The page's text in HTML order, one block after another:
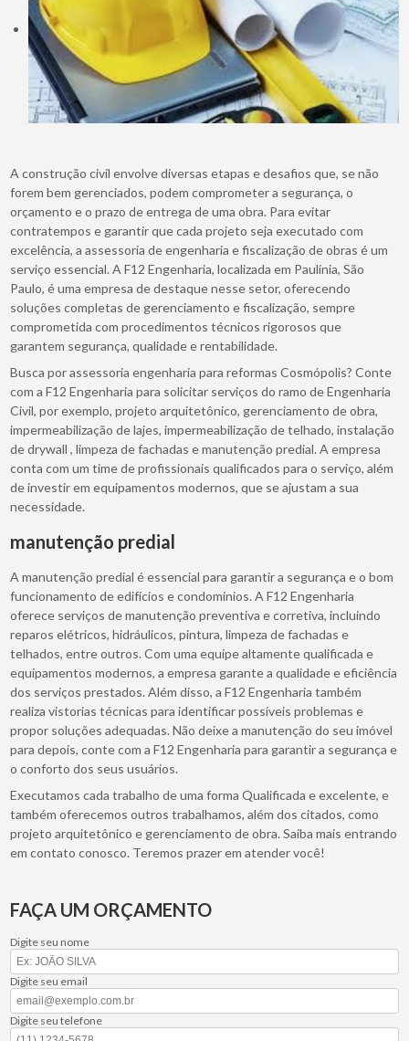
A construção civil envolve diversas etapas e desafios que, se não
forem bem gerenciados, podem comprometer a segurança, o
orçamento e o prazo de entrega de uma obra. Para evitar
contratempos e garantir que cada projeto seja executado com
excelência, a assessoria de engenharia e fiscalização de obras é um
serviço essencial. A F12 Engenharia, localizada em Paulínia, São
Paulo, é uma empresa de destaque nesse setor, oferecendo
soluções completas de gerenciamento e fiscalização, sempre
comprometida com procedimentos técnicos rigorosos que
garantem segurança, qualidade e rentabilidade.
Busca por assessoria engenharia para reformas Cosmópolis? Conte
com a F12 Engenharia para solicitar serviços do ramo de Engenharia
Civil, por exemplo, projeto arquitetônico, gerenciamento de obra,
impermeabilização de lajes, impermeabilização de telhado, instalação
de drywall , limpeza de fachadas e manutenção predial. A empresa
conta com um time de profissionais qualificados para o serviço, além
de investir em equipamentos modernos, que se ajustam a sua
necessidade.
manutenção predial
A manutenção predial é essencial para garantir a segurança e o bom
funcionamento de edifícios e condomínios. A F12 Engenharia
oferece serviços de manutenção preventiva e corretiva, incluindo
reparos elétricos, hidráulicos, pintura, limpeza de fachadas e
telhados, entre outros. Com uma equipe altamente qualificada e
equipamentos modernos, a empresa garante a qualidade e eficiência
dos serviços prestados. Além disso, a F12 Engenharia também
realiza vistorias técnicas para identificar possíveis problemas e
propor soluções adequadas. Não deixe a manutenção do seu imóvel
para depois, conte com a F12 Engenharia para garantir a segurança e
o conforto dos seus usuários.
Executamos cada trabalho de uma forma Qualificada e excelente, e
também oferecemos outros trabalhamos, além dos citados, como
projeto arquitetônico e gerenciamento de obra. Saiba mais entrando
em contato conosco. Teremos prazer em atender você!
FAÇA UM ORÇAMENTO
Digite seu nome
Digite seu email
Digite seu telefone